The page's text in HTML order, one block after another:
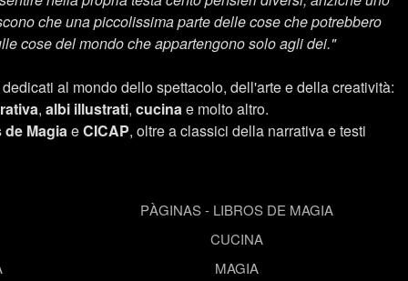
che una piccolissima parte delle cose che potrebbero
cose del mondo che appartengono solo agli dei."
al mondo dello spettacolo, dell'arte e della creatività:
, albi illustrati, cucinae molto altro.
MagiaeCICAP, oltre a classici della narrativa e testi
PÀGINAS - LIBROS DE MAGIA
CUCINA
MAGIA